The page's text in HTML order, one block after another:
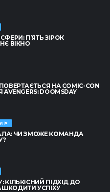
П’ЯТЬ ЗІРОК
ВІКНО
ПОВЕРТАЄТЬСЯ НА COMIC-CON
DOOMSDAY
🏴󠁧󠁢󠁥󠁮󠁧󠁿
ЧИ ЗМОЖЕ КОМАНДА
ПІДХІД ДО
УСПІХУ